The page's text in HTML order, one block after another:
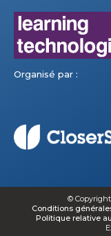
Organisé par :
© Copyright
Conditions
Politique relative